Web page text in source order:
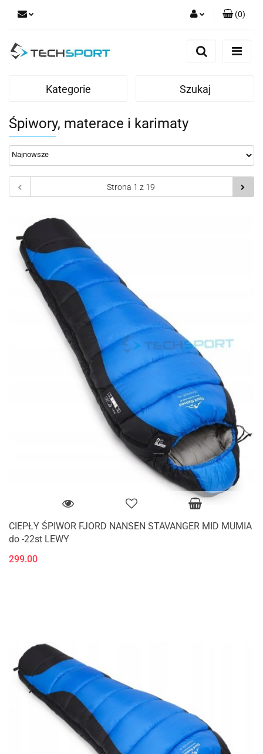
Zaloguj się
(0)
Kategorie Szukaj
Śpiwory, materace i karimaty
CIEPŁY ŚPIWOR FJORD NANSEN STAVANGER MID MUMIA
do -22st LEWY
299.00